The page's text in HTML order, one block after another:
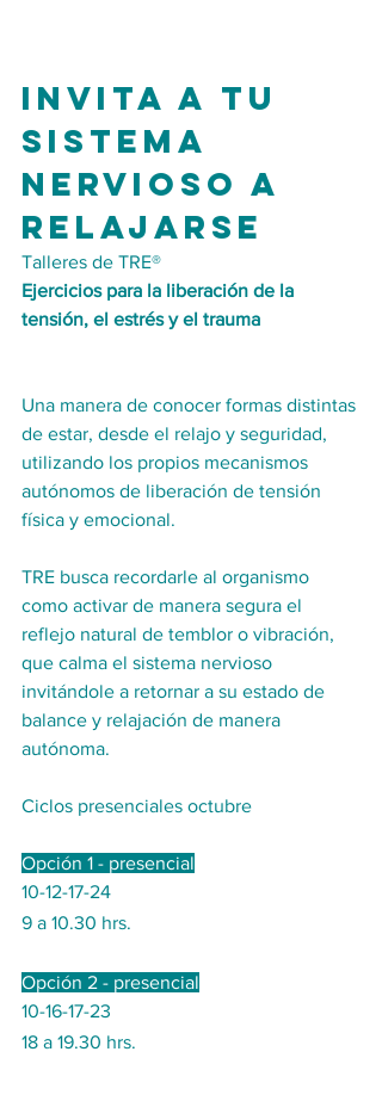
Invita a tu
sistema
nervioso a
relajarse
Talleres de TRE®
Ejercicios para la liberación de la
tensión, el estrés y el trauma
Una manera de conocer formas distintas
de estar, desde el relajo y seguridad,
utilizando los propios mecanismos
autónomos de liberación de tensión
física y emocional.
TRE busca recordarle al organismo
como activar de manera segura el
reflejo natural de temblor o vibración,
que calma el sistema nervioso
invitándole a retornar a su estado de
balance y relajación de manera
autónoma.
Ciclos presenciales octubre
Opción 1 - presencial
10-12-17-24
9 a 10.30 hrs.
Opción 2 - presencial
10-16-17-23
18 a 19.30 hrs.